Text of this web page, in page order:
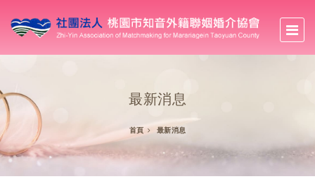
最新消息
首頁 最新消息